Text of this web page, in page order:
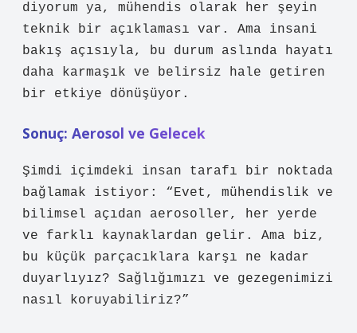
diyorum ya, mühendis olarak her şeyin
teknik bir açıklaması var. Ama insani
bakış açısıyla, bu durum aslında hayatı
daha karmaşık ve belirsiz hale getiren
bir etkiye dönüşüyor.
Sonuç: Aerosol ve Gelecek
Şimdi içimdeki insan tarafı bir noktada
bağlamak istiyor: “Evet, mühendislik ve
bilimsel açıdan aerosoller, her yerde
ve farklı kaynaklardan gelir. Ama biz,
bu küçük parçacıklara karşı ne kadar
duyarlıyız? Sağlığımızı ve gezegenimizi
nasıl koruyabiliriz?”